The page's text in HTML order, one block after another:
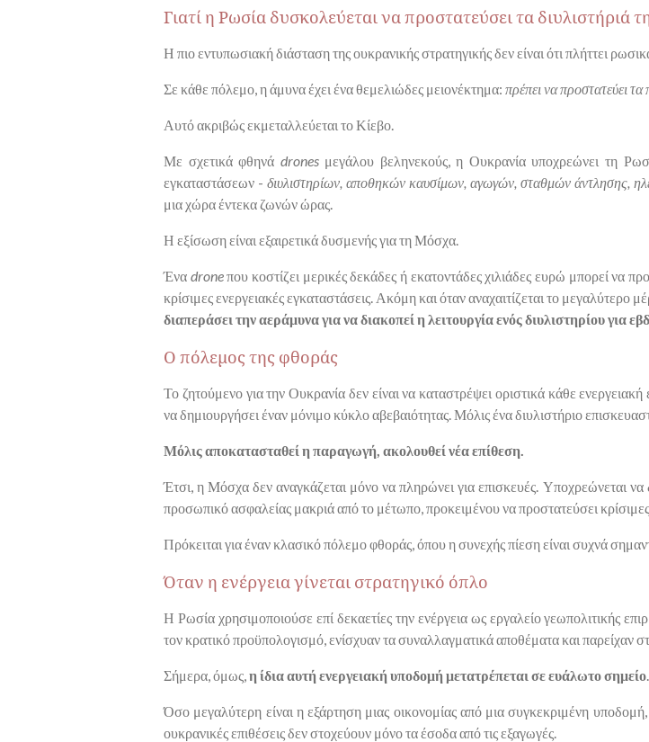
Γιατί η Ρωσία δυσκολεύεται να προστατεύσει τα διυλιστήριά
Η πιο εντυπωσιακή διάσταση της ουκρανικής στρατηγικής δεν είναι ότι πλήττει
Σε κάθε πόλεμο, η άμυνα έχει ένα θεμελιώδες μειονέκτημα: πρέπει να προστατεύει τα
Αυτό ακριβώς εκμεταλλεύεται το Κίεβο.
Με σχετικά φθηνά dronesμεγάλου βεληνεκούς, η Ουκρανία υποχρεώνει τη
εγκαταστάσεων - διυλιστηρίων, αποθηκών καυσίμων, αγωγών, σταθμών άντλησης,
μια χώρα έντεκα ζωνών ώρας.
Η εξίσωση είναι εξαιρετικά δυσμενής για τη Μόσχα.
Ένα droneπου κοστίζει μερικές δεκάδες ή εκατοντάδες χιλιάδες ευρώ μπορεί να
κρίσιμες ενεργειακές εγκαταστάσεις. Ακόμη και όταν αναχαιτίζεται το μεγαλύτερο
διαπεράσει την αεράμυνα για να διακοπεί η λειτουργία ενός διυλιστηρίου για
Ο πόλεμος της φθοράς
Το ζητούμενο για την Ουκρανία δεν είναι να καταστρέψει οριστικά κάθε
να δημιουργήσει έναν μόνιμο κύκλο αβεβαιότητας. Μόλις ένα διυλιστήριο
Μόλις αποκατασταθεί η παραγωγή, ακολουθεί νέα επίθεση.
Έτσι, η Μόσχα δεν αναγκάζεται μόνο να πληρώνει για επισκευές. Υποχρεώνεται να
προσωπικό ασφαλείας μακριά από το μέτωπο, προκειμένου να προστατεύσει
Πρόκειται για έναν κλασικό πόλεμο φθοράς, όπου η συνεχής πίεση είναι συχνά
Όταν η ενέργεια γίνεται στρατηγικό όπλο
Η Ρωσία χρησιμοποιούσε επί δεκαετίες την ενέργεια ως εργαλείο γεωπολιτικής
τον κρατικό προϋπολογισμό, ενίσχυαν τα συναλλαγματικά αποθέματα και παρείχαν
Σήμερα, όμως, η ίδια αυτή ενεργειακή υποδομή μετατρέπεται σε ευάλωτο σημείο
Όσο μεγαλύτερη είναι η εξάρτηση μιας οικονομίας από μια συγκεκριμένη
ουκρανικές επιθέσεις δεν στοχεύουν μόνο τα έσοδα από τις εξαγωγές.